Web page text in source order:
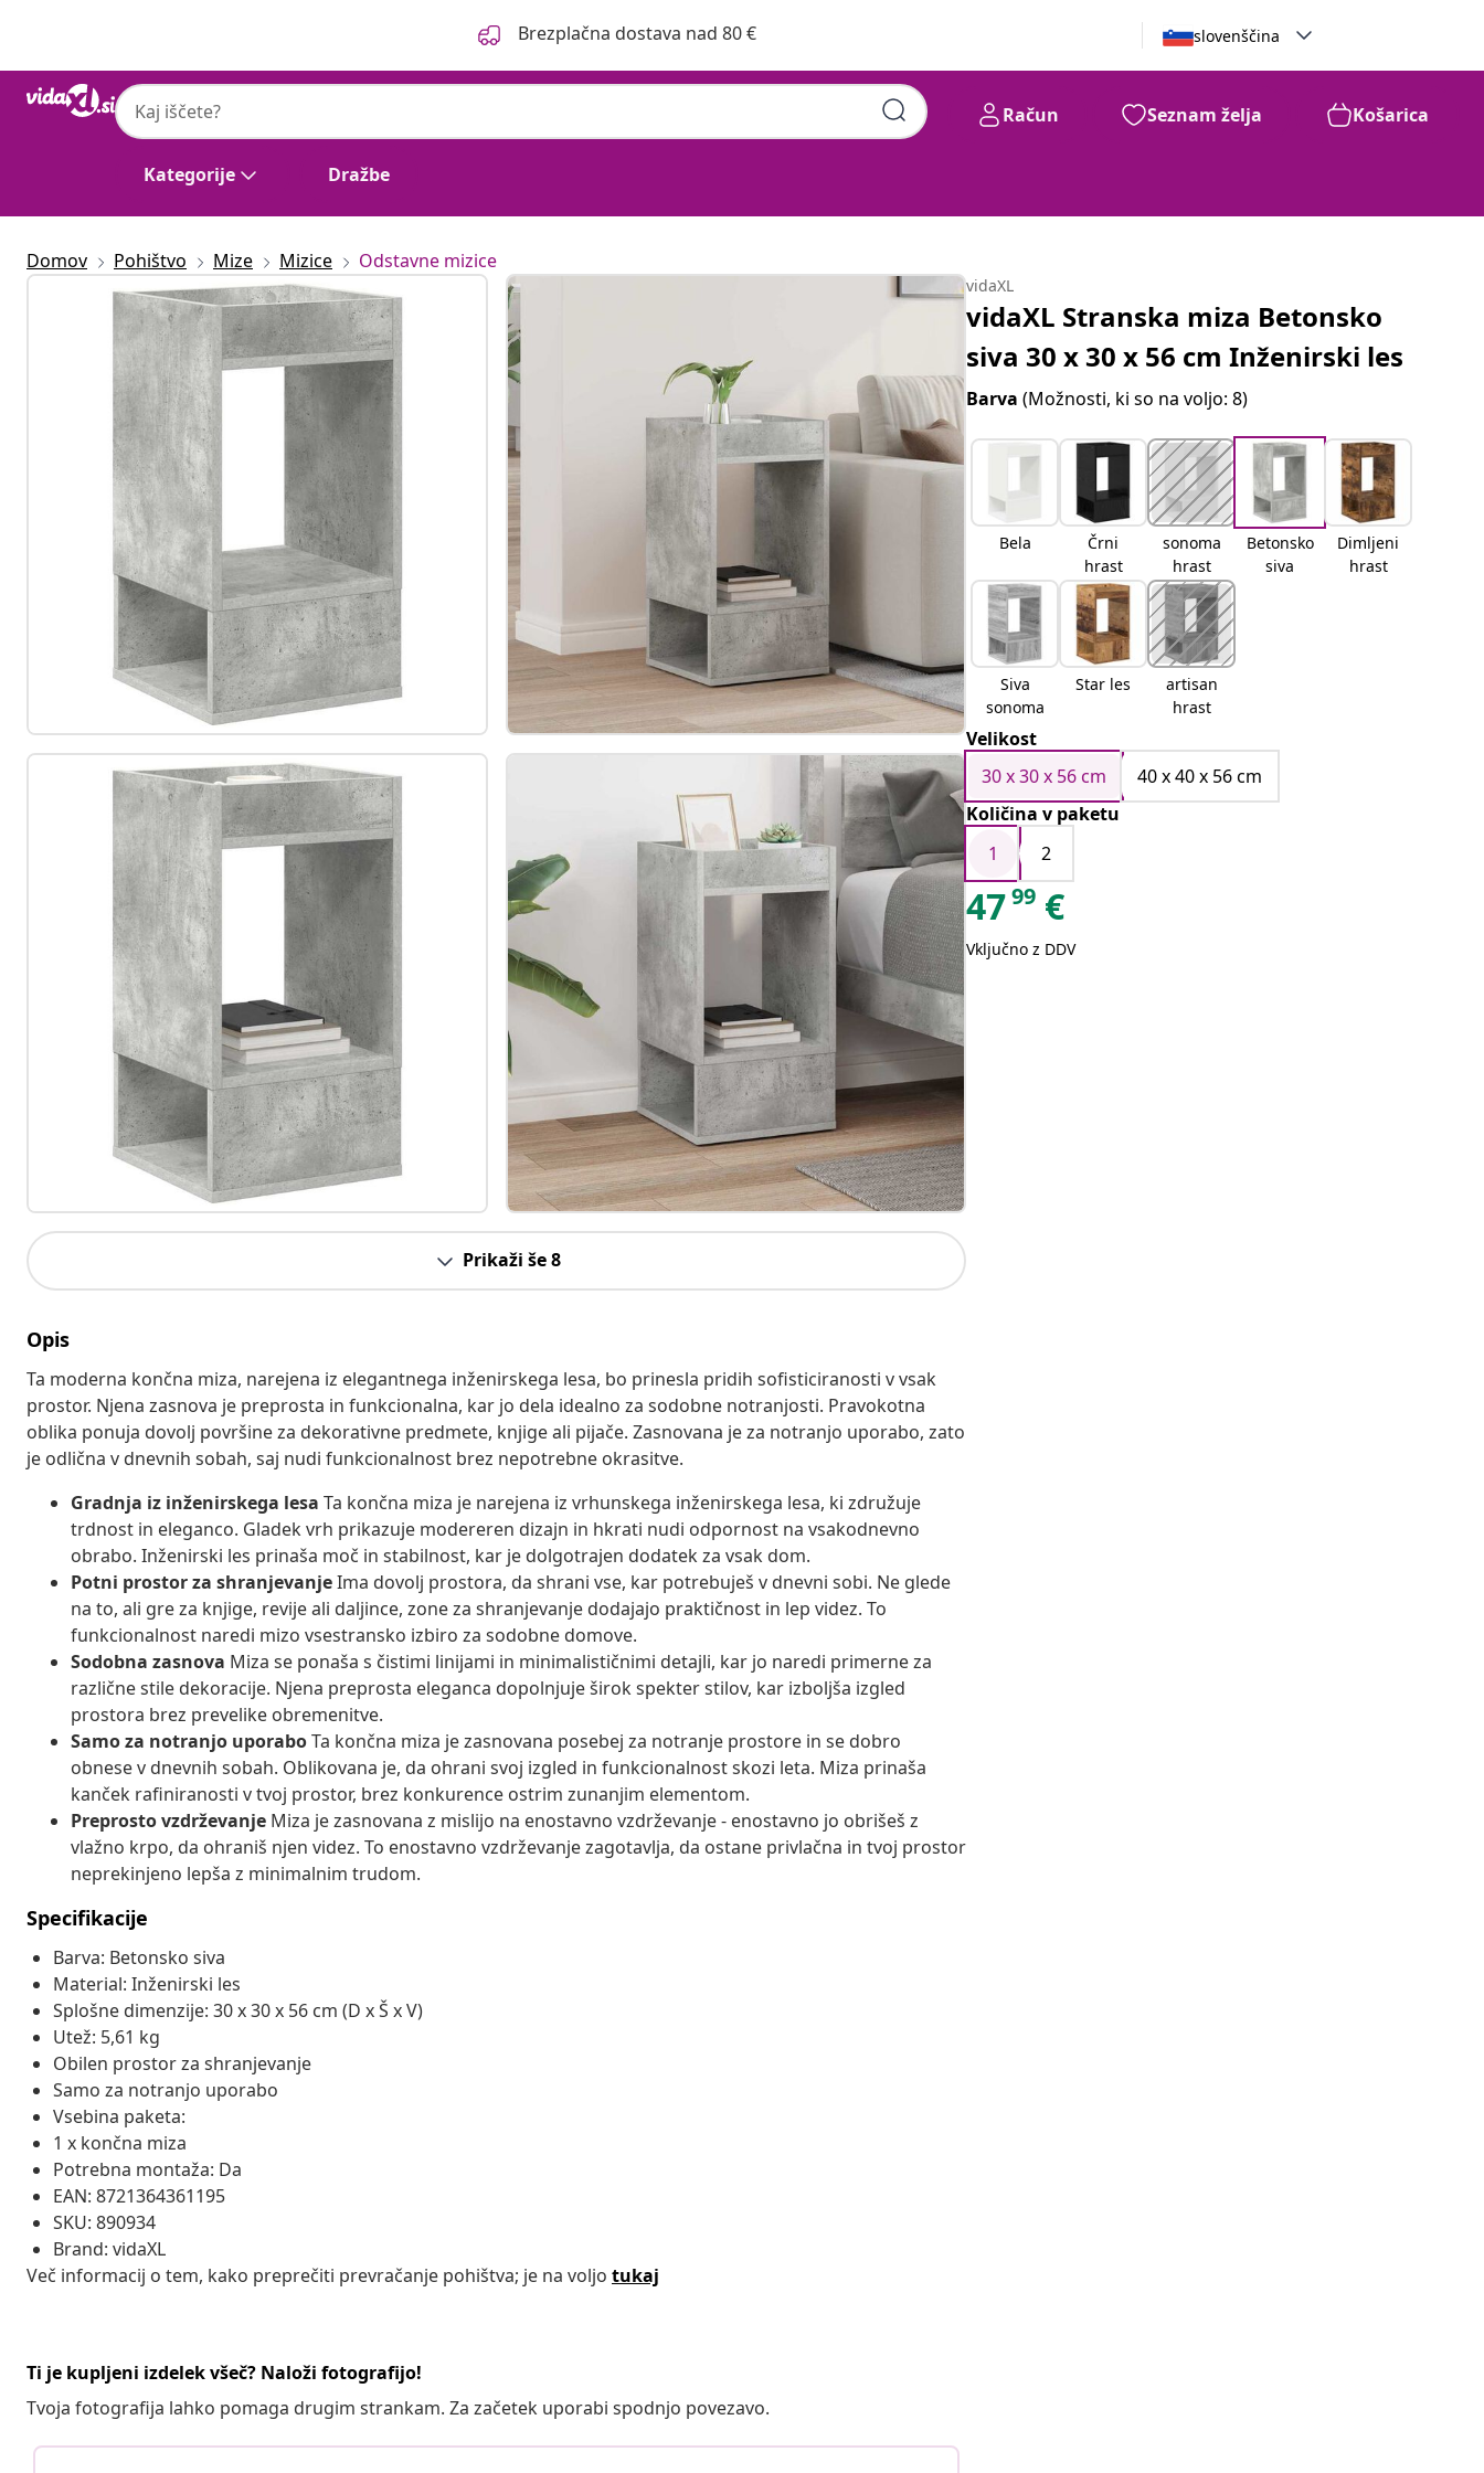
Brezplačna dostava nad 80 € slovenščina
Kategorije Dražbe
Račun Seznam želja Košarica
Domov Pohištvo Mize Mizice Odstavne mizice
Prikaži še 8
Opis
Ta moderna končna miza, narejena iz elegantnega inženirskega lesa, bo prinesla pridih sofisticiranosti v vsak
prostor. Njena zasnova je preprosta in funkcionalna, kar jo dela idealno za sodobne notranjosti. Pravokotna
oblika ponuja dovolj površine za dekorativne predmete, knjige ali pijače. Zasnovana je za notranjo uporabo, zato
je odlična v dnevnih sobah, saj nudi funkcionalnost brez nepotrebne okrasitve.
Gradnja iz inženirskega lesa Ta končna miza je narejena iz vrhunskega inženirskega lesa, ki združuje
trdnost in eleganco. Gladek vrh prikazuje modereren dizajn in hkrati nudi odpornost na vsakodnevno
obrabo. Inženirski les prinaša moč in stabilnost, kar je dolgotrajen dodatek za vsak dom.
Potni prostor za shranjevanjeIma dovolj prostora, da shrani vse, kar potrebuješ v dnevni sobi. Ne glede
na to, ali gre za knjige, revije ali daljince, zone za shranjevanje dodajajo praktičnost in lep videz. To
funkcionalnost naredi mizo vsestransko izbiro za sodobne domove.
Sodobna zasnova Miza se ponaša s čistimi linijami in minimalističnimi detajli, kar jo naredi primerne za
različne stile dekoracije. Njena preprosta eleganca dopolnjuje širok spekter stilov, kar izboljša izgled
prostora brez prevelike obremenitve.
Samo za notranjo uporaboTa končna miza je zasnovana posebej za notranje prostore in se dobro
obnese v dnevnih sobah. Oblikovana je, da ohrani svoj izgled in funkcionalnost skozi leta. Miza prinaša
kanček rafiniranosti v tvoj prostor, brez konkurence ostrim zunanjim elementom.
Preprosto vzdrževanje Miza je zasnovana z mislijo na enostavno vzdrževanje - enostavno jo obrišeš z
vlažno krpo, da ohraniš njen videz. To enostavno vzdrževanje zagotavlja, da ostane privlačna in tvoj prostor
neprekinjeno lepša z minimalnim trudom.
Specifikacije
Barva: Betonsko siva
Material: Inženirski les
Splošne dimenzije: 30 x 30 x 56 cm (D x Š x V)
Utež: 5,61 kg
Obilen prostor za shranjevanje
Samo za notranjo uporabo
Vsebina paketa:
1 x končna miza
Potrebna montaža: Da
EAN: 8721364361195
SKU: 890934
Brand: vidaXL
Več informacij o tem, kako preprečiti prevračanje pohištva; je na voljo tukaj
Ti je kupljeni izdelek všeč? Naloži fotografijo!
Tvoja fotografija lahko pomaga drugim strankam. Za začetek uporabi spodnjo povezavo.
vidaXL
vidaXL Stranska miza Betonsko
siva 30 x 30 x 56 cm Inženirski les
Barva(Možnosti, ki so na voljo: 8)
Bela
Črni
hrast
sonoma
hrast
Betonsko
siva
Dimljeni
hrast
Siva
sonoma
Star les
artisan
hrast
Velikost
30 x 30 x 56 cm
40 x 40 x 56 cm
Količina v paketu
1
2
4799 €
Vključno z DDV